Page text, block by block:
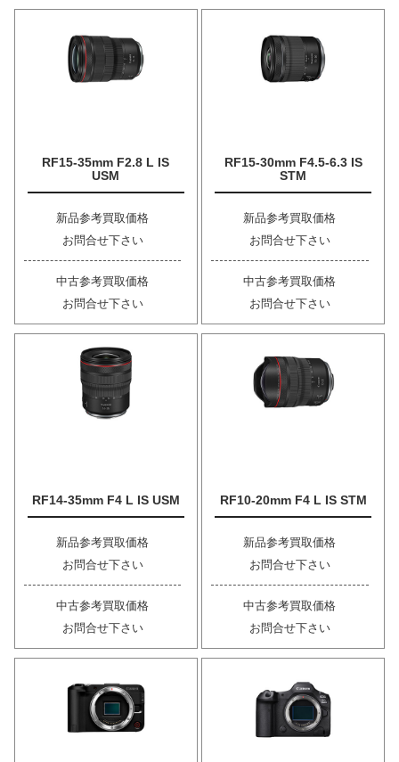
RF15-35mm F2.8 L IS
USM
新品参考買取価格
お問合せ下さい
中古参考買取価格
お問合せ下さい
RF15-30mm F4.5-6.3 IS
STM
新品参考買取価格
お問合せ下さい
中古参考買取価格
お問合せ下さい
RF14-35mm F4 L IS USM
新品参考買取価格
お問合せ下さい
中古参考買取価格
お問合せ下さい
RF10-20mm F4 L IS STM
新品参考買取価格
お問合せ下さい
中古参考買取価格
お問合せ下さい